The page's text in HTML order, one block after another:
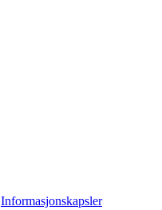
Informasjonskapsler